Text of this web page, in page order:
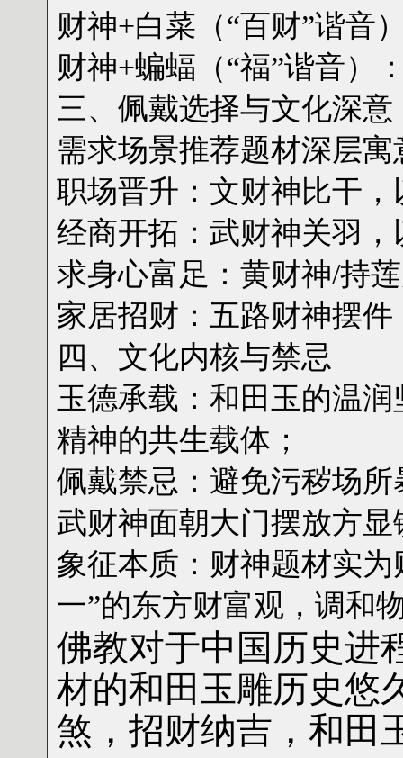
财神+白菜‌（“百财”谐音
财神+蝙蝠‌（“福”谐音）
‌三、佩戴选择与文化深意‌
需求场景‌‌推荐题材‌‌深层寓
职场晋升‌：文财神比干
经商开拓‌：武财神关羽
求身心富足‌：黄财神/持
家居招财‌：五路财神摆
‌四、文化内核与禁忌‌
玉德承载‌：和田玉的温
精神的共生载体；
佩戴禁忌‌：避免污秽场
武财神面朝大门摆放方
象征本质‌：财神题材实
一”的东方财富观，调和
佛教对于中国历史进
材的和田玉雕历史悠
煞，招财纳吉，和田